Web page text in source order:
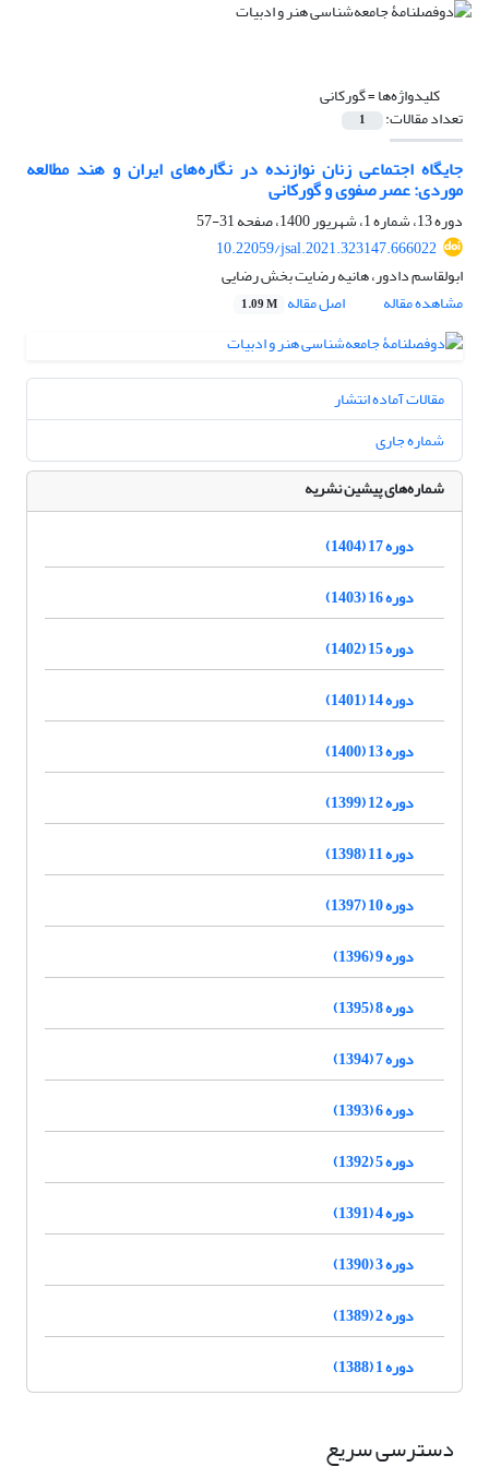
کلیدواژه‌ها =گورکانی
تعداد مقالات: 1
جایگاه اجتماعی زنان نوازنده در نگاره‌های ایران و هند مطالعه
موردی: عصر صفوی و گورکانی
دوره 13، شماره 1، شهریور 1400، صفحه
31-57
10.22059/jsal.2021.323147.666022
ابولقاسم دادور، هانیه رضایت بخش رضایی
مشاهده مقاله
اصل مقاله 1.09 M
مقالات آماده انتشار
شماره جاری
شماره‌های پیشین نشریه
دوره 17 (1404)
دوره 16 (1403)
دوره 15 (1402)
دوره 14 (1401)
دوره 13 (1400)
دوره 12 (1399)
دوره 11 (1398)
دوره 10 (1397)
دوره 9 (1396)
دوره 8 (1395)
دوره 7 (1394)
دوره 6 (1393)
دوره 5 (1392)
دوره 4 (1391)
دوره 3 (1390)
دوره 2 (1389)
دوره 1 (1388)
دسترسی سریع